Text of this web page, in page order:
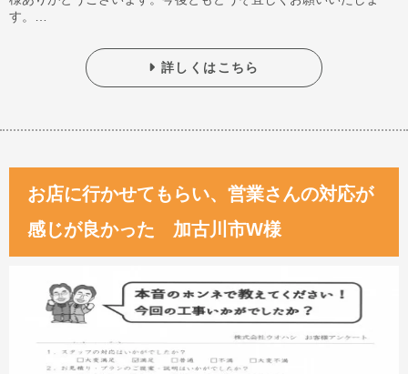
す。…
詳しくはこちら
お店に行かせてもらい、営業さんの対応が
感じが良かった 加古川市W様